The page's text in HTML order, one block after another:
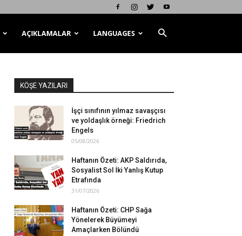
AÇIKLAMALAR LANGUAGES
KÖŞE YAZILARI
İşçi sınıfının yılmaz savaşçısı
ve yoldaşlık örneği: Friedrich
Engels
05/08/2026
Haftanın Özeti: AKP Saldırıda,
Sosyalist Sol İki Yanlış Kutup
Etrafında
31/07/2026
Haftanın Özeti: CHP Sağa
Yönelerek Büyümeyi
Amaçlarken Bölündü